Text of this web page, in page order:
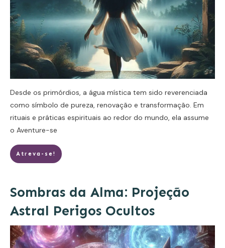
Desde os primórdios, a água mística tem sido reverenciada
como símbolo de pureza, renovação e transformação. Em
rituais e práticas espirituais ao redor do mundo, ela assume
o Aventure-se
Atreva-se!
Sombras da Alma: Projeção
Astral Perigos Ocultos